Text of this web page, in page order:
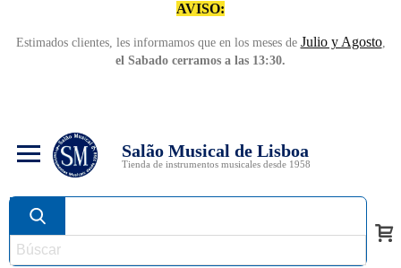
AVISO:
Estimados clientes, les informamos que en los meses de Julio y Agosto,
el Sabado cerramos a las 13:30.
Salão Musical de Lisboa
Tienda de instrumentos musicales desde 1958